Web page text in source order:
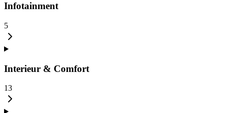
Infotainment
5
Interieur & Comfort
13